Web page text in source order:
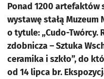
Ponad 1200 artefaktów
wystawę stałą Muzeum
o tytule: „Cudo-Twórcy.
zdobnicza – Sztuka
ceramika i szkło”, do
od 14 lipca br.